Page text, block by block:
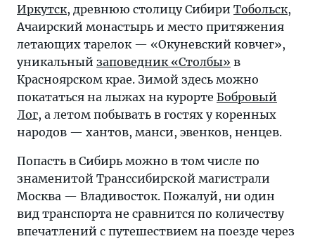
Иркутск, древнюю столицу Сибири Тобольск,
Ачаирский монастырь и место притяжения
летающих тарелок — «Окуневский ковчег»,
уникальный заповедник «Столбы» в
Красноярском крае. Зимой здесь можно
покататься на лыжах на курорте Бобровый
Лог, а летом побывать в гостях у коренных
народов — хантов, манси, эвенков, ненцев.
Попасть в Сибирь можно в том числе по
знаменитой Транссибирской магистрали
Москва — Владивосток. Пожалуй, ни один
вид транспорта не сравнится по количеству
впечатлений с путешествием на поезде через